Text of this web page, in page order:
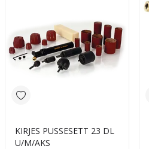
KIRJES PUSSESETT 23 DL
U/M/AKS